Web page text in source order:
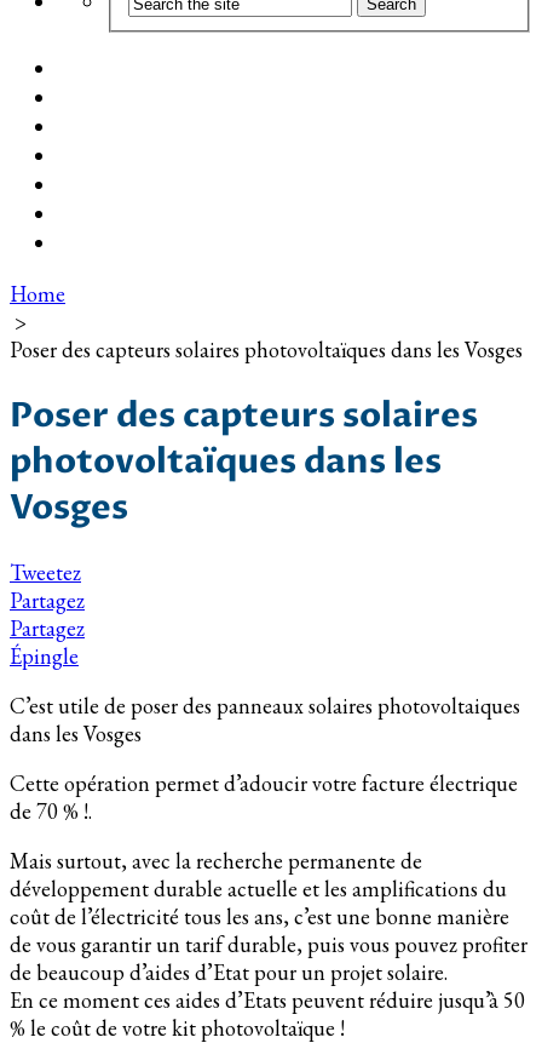
Home
>
Poser des capteurs solaires photovoltaïques dans les Vosges
Poser des capteurs solaires
photovoltaïques dans les
Vosges
Tweetez
Partagez
Partagez
Épingle
C’est utile de poser des panneaux solaires photovoltaiques
dans les Vosges
Cette opération permet d’adoucir votre facture électrique
de 70 % !.
Mais surtout, avec la recherche permanente de
développement durable actuelle et les amplifications du
coût de l’électricité tous les ans, c’est une bonne manière
de vous garantir un tarif durable, puis vous pouvez profiter
de beaucoup d’aides d’Etat pour un projet solaire.
En ce moment ces aides d’Etats peuvent réduire jusqu’à 50
% le coût de votre kit photovoltaïque !